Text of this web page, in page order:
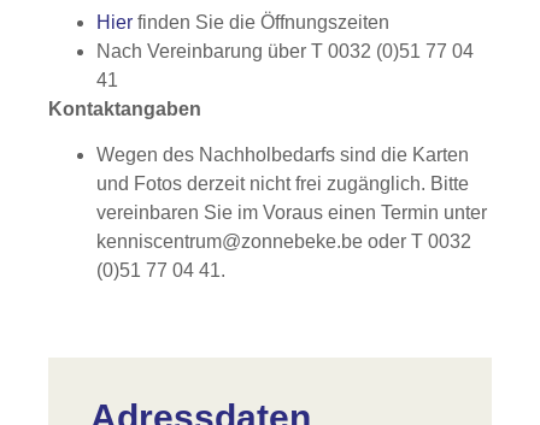
Hier finden Sie die Öffnungszeiten
Nach Vereinbarung über T 0032 (0)51 77 04
41
Kontaktangaben
Wegen des Nachholbedarfs sind die Karten
und Fotos derzeit nicht frei zugänglich. Bitte
vereinbaren Sie im Voraus einen Termin unter
kenniscentrum@zonnebeke.be oder T 0032
(0)51 77 04 41.